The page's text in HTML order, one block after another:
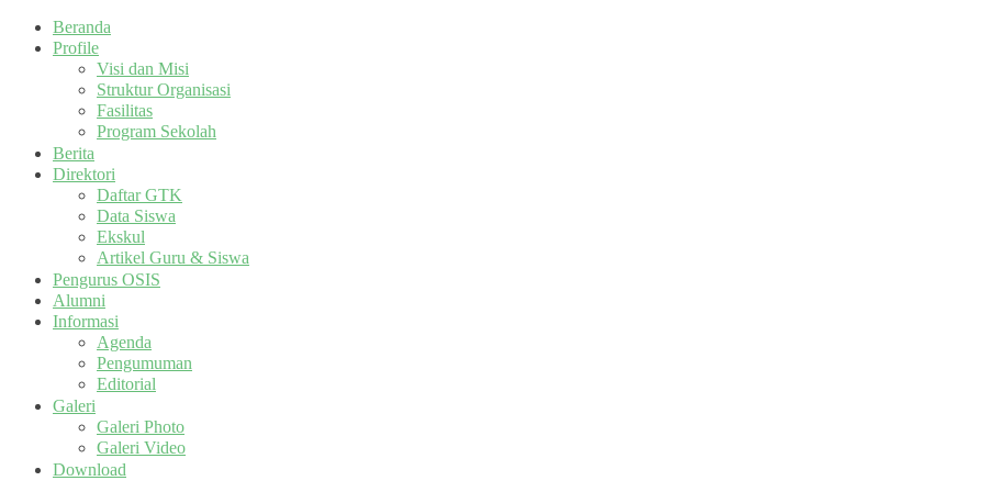
Beranda
Profile
Visi dan Misi
Struktur Organisasi
Fasilitas
Program Sekolah
Berita
Direktori
Daftar GTK
Data Siswa
Ekskul
Artikel Guru & Siswa
Pengurus OSIS
Alumni
Informasi
Agenda
Pengumuman
Editorial
Galeri
Galeri Photo
Galeri Video
Download